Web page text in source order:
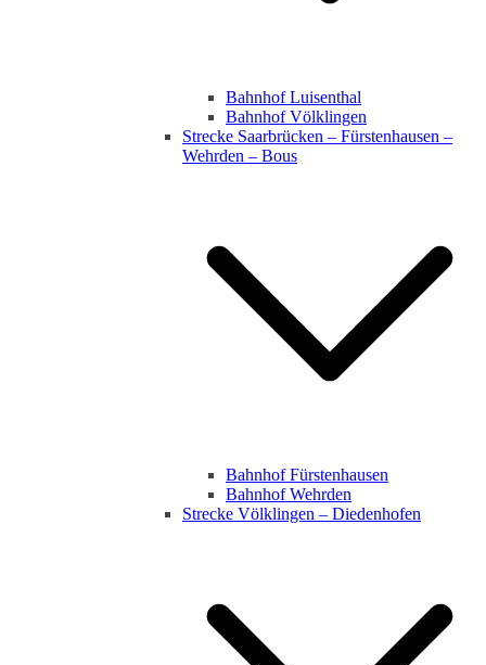
Bahnhof Luisenthal
Bahnhof Völklingen
Strecke Saarbrücken – Fürstenhausen –
Wehrden – Bous
Bahnhof Fürstenhausen
Bahnhof Wehrden
Strecke Völklingen – Diedenhofen